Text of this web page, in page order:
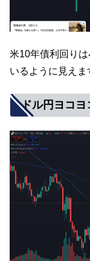
米10年債利回り
いるように見えま
ドル円ヨコヨ